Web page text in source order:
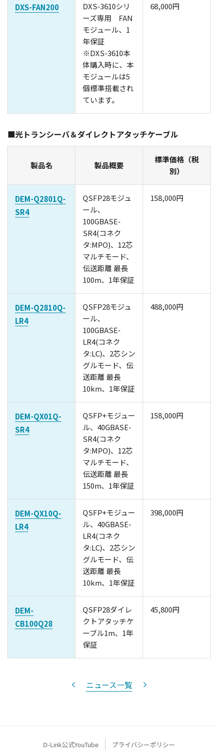
DXS-FAN200
DXS-3610シリ
ーズ専用 FAN
モジュール、1
年保証
※DXS-3610本
体購入時に、本
モジュールは5
個標準搭載され
ています。
68,000円
■光トランシーバ＆ダイレクトアタッチケーブル
製品名 製品概要
標準価格（税
別）
DEM-Q2801Q-
SR4
QSFP28モジュ
ール、
100GBASE-
SR4(コネク
タ:MPO)、12芯
マルチモード、
伝送距離 最長
100m、1年保証
158,000円
DEM-Q2810Q-
LR4
QSFP28モジュ
ール、
100GBASE-
LR4(コネク
タ:LC)、2芯シン
グルモード、伝
送距離 最長
10km、1年保証
488,000円
DEM-QX01Q-
SR4
QSFP+モジュー
ル、40GBASE-
SR4(コネク
タ:MPO)、12芯
マルチモード、
伝送距離 最長
150m、1年保証
158,000円
DEM-QX10Q-
LR4
QSFP+モジュー
ル、40GBASE-
LR4(コネク
タ:LC)、2芯シン
グルモード、伝
送距離 最長
10km、1年保証
398,000円
DEM-
CB100Q28
QSFP28ダイレ
クトアタッチケ
ーブル1m、1年
保証
45,800円
ニュース一覧
D-Link公式YouTube プライバシーポリシー